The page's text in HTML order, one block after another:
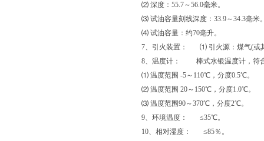
⑵ 深度：55.7～56.0毫米。
⑶ 试油容量刻线深度：33.9～34.3毫米
⑷ 试油容量：约70毫升。
7、引火装置： ⑴ 引火源：煤气(或
8、温度计： 棒式水银温度计，符合
⑴ 温度范围 -5～110℃，分度0.5℃。
⑵ 温度范围 20～150℃，分度1.0℃。
⑶ 温度范围90～370℃，分度2℃。
9、环境温度： ≤35℃。
10、相对湿度： ≤85％。